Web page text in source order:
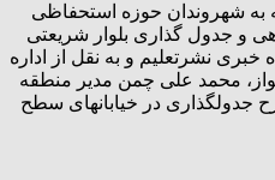
شهروندان حوزه استحفاظی
و جدول گذاری بلوار شریعتی
نشرتعلیم و به نقل از اداره
محمد علی چمن مدیر منطقه
جدولگذاری در خیابانهای سطح